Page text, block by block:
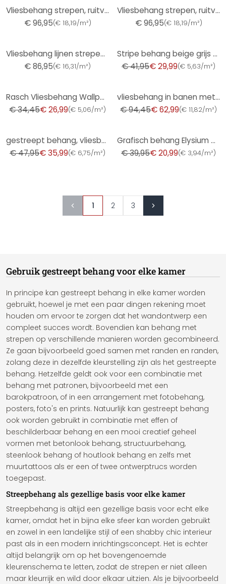
Vliesbehang strepen, ruitvormige strepen modern in groen - Papis Loveday
€ 96,95(€ 18,19/m²)
Vliesbehang strepen, ruitvormige strepen modern in bruin - Papis Loveday
€ 96,95(€ 18,19/m²)
Vliesbehang lijnen strepen modern, klassiek mat in blauw - Papis Loveday
€ 86,95(€ 16,31/m²)
Stripe behang beige grijs - klassiek Vliesbehang met strepen - mat & tijdloos
€ 41,95€ 29,99(€ 5,63/m²)
Rasch Vliesbehang Wallpaper
€ 34,45€ 26,99(€ 5,06/m²)
vliesbehang in banen met glanseffect beige wave van Harald Glööckler
€ 94,45€ 62,99(€ 11,82/m²)
gestreept behang, vliesbehang Sky Lounge goud metallic
€ 47,95€ 35,99(€ 6,75/m²)
Grafisch behang Elysium goud
€ 39,95€ 20,99(€ 3,94/m²)
1 2 3
Gebruik gestreept behang voor elke kamer
In principe kan gestreept behang in elke kamer worden
gebruikt, hoewel je met een paar dingen rekening moet
houden om ervoor te zorgen dat het wandontwerp een
compleet succes wordt. Bovendien kan behang met
strepen op verschillende manieren worden gecombineerd.
Ze gaan bijvoorbeeld goed samen met randen en randen,
zolang deze in dezelfde kleurstelling zijn als het gestreepte
behang. Hetzelfde geldt ook voor een combinatie met
behang met patronen, bijvoorbeeld met een
barokpatroon, of in een arrangement met fotobehang,
posters, foto's en prints. Natuurlijk kan gestreept behang
ook worden gebruikt in combinatie met effen of
beschilderbaar behang en een mooi creatief geheel
vormen met betonlook behang, structuurbehang,
steenlook behang of houtlook behang en zelfs met
muurtattoos als er een of twee ontwerptrucs worden
toegepast.
Streepbehang als gezellige basis voor elke kamer
Streepbehang is altijd een gezellige basis voor echt elke
kamer, omdat het in bijna elke sfeer kan worden gebruikt
en zowel in een landelijke stijl of een shabby chic interieur
past als in een modern inrichtingsconcept. Het is echter
altijd belangrijk om op het bovengenoemde
kleurenschema te letten, zodat de strepen er niet alleen
maar kleurrijk en wild door elkaar uitzien. Als je bijvoorbeeld